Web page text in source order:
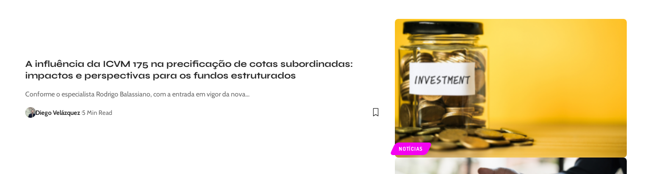
NOTÍCIAS
A influência da ICVM 175 na precificação de cotas subordinadas:
impactos e perspectivas para os fundos estruturados
Conforme o especialista Rodrigo Balassiano, com a entrada em vigor da nova…
Diego Velázquez 5 Min Read